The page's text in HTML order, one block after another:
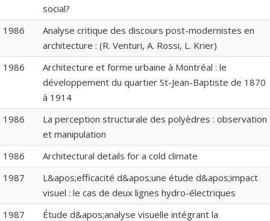
social?
1986
Analyse critique des discours post-modernistes en
architecture : (R. Venturi, A. Rossi, L. Krier)
1986
Architecture et forme urbaine à Montréal : le
développement du quartier St-Jean-Baptiste de 1870
à 1914
1986
La perception structurale des polyèdres : observation
et manipulation
1986
Architectural details for a cold climate
1987
L&apos;efficacité d&apos;une étude d&apos;impact
visuel : le cas de deux lignes hydro-électriques
1987
Étude d&apos;analyse visuelle intégrant la